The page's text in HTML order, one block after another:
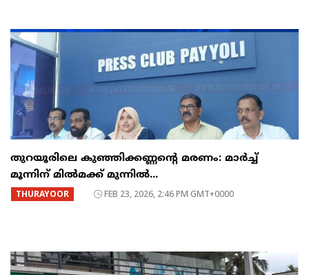
തുറയൂരിലെ കുഞ്ഞിക്കണ്ണന്റെ മരണം: മാർച്ച്‌
മൂന്നിന് മിൽമക്ക് മുന്നിൽ...
THURAYOOR FEB 23, 2026, 2:46 PM GMT+0000